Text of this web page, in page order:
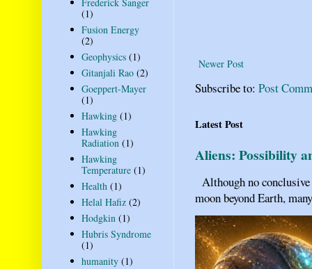
Newer Post
Subscribe to: Post
Latest Post
Aliens: Possibility
Although no
moon beyond Earth,
(1)
Fusion Energy
(2)
Geophysics (1)
Gitanjali Rao (2)
Goeppert-Mayer
(1)
Hawking (1)
Hawking
Radiation (1)
Hawking
Temperature (1)
Health (1)
Helal Hafiz (2)
Hodgkin (1)
Hubris Syndrome
(1)
humanity (1)